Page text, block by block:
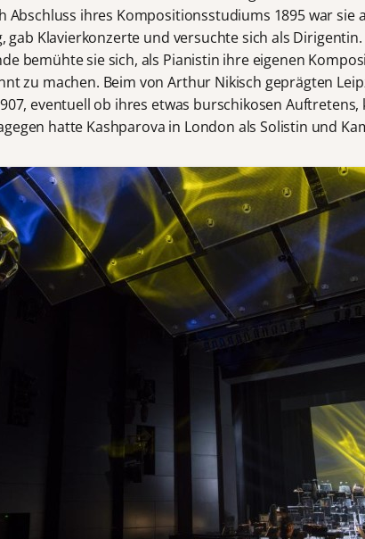
Abschluss ihres Kompositionsstudiums 1895 war sie
gab Klavierkonzerte und versuchte sich als
bemühte sie sich, als Pianistin ihre eigenen
zu machen. Beim von Arthur Nikisch geprägten
eventuell ob ihres etwas burschikosen Auftretens,
hatte Kashparova in London als Solistin und